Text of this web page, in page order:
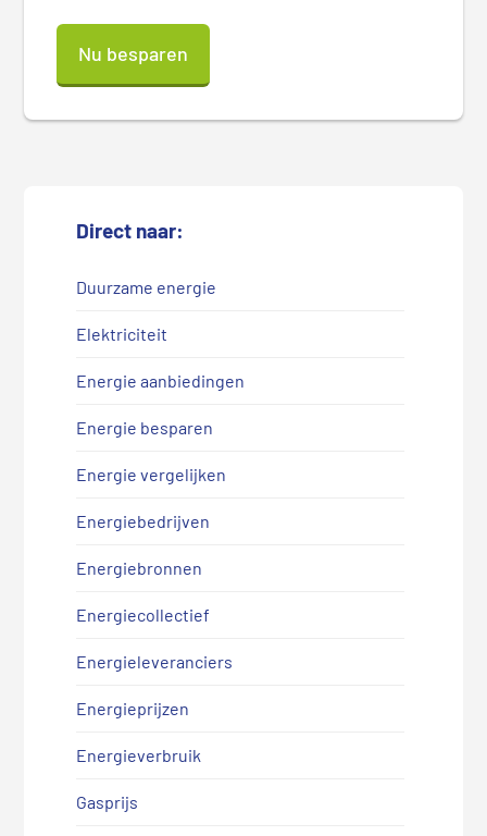
Nu besparen
Direct naar:
Duurzame energie
Elektriciteit
Energie aanbiedingen
Energie besparen
Energie vergelijken
Energiebedrijven
Energiebronnen
Energiecollectief
Energieleveranciers
Energieprijzen
Energieverbruik
Gasprijs